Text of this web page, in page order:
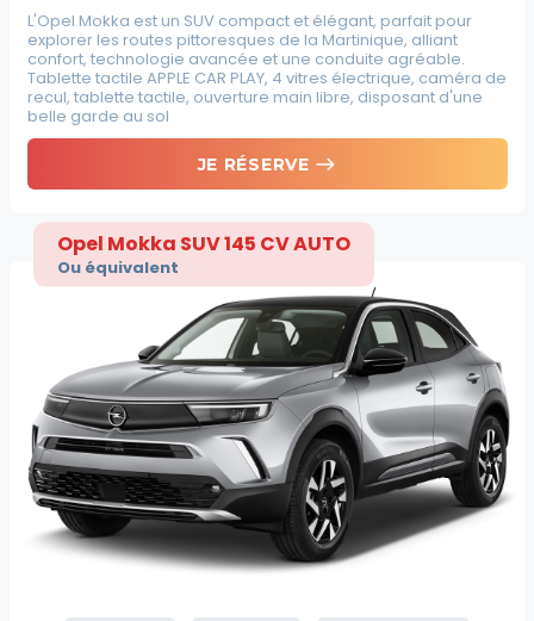
L'Opel Mokka est un SUV compact et élégant, parfait pour
explorer les routes pittoresques de la Martinique, alliant
confort, technologie avancée et une conduite agréable.
Tablette tactile APPLE CAR PLAY, 4 vitres électrique, caméra de
recul, tablette tactile, ouverture main libre, disposant d'une
belle garde au sol
JE RÉSERVE east
Opel Mokka SUV 145 CV AUTO
Ou équivalent